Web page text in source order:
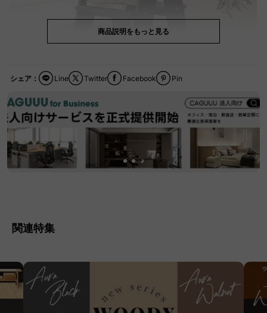
商品説明をもっと見る
シェア： Facebook
Twitter Pin
Line
関連特集